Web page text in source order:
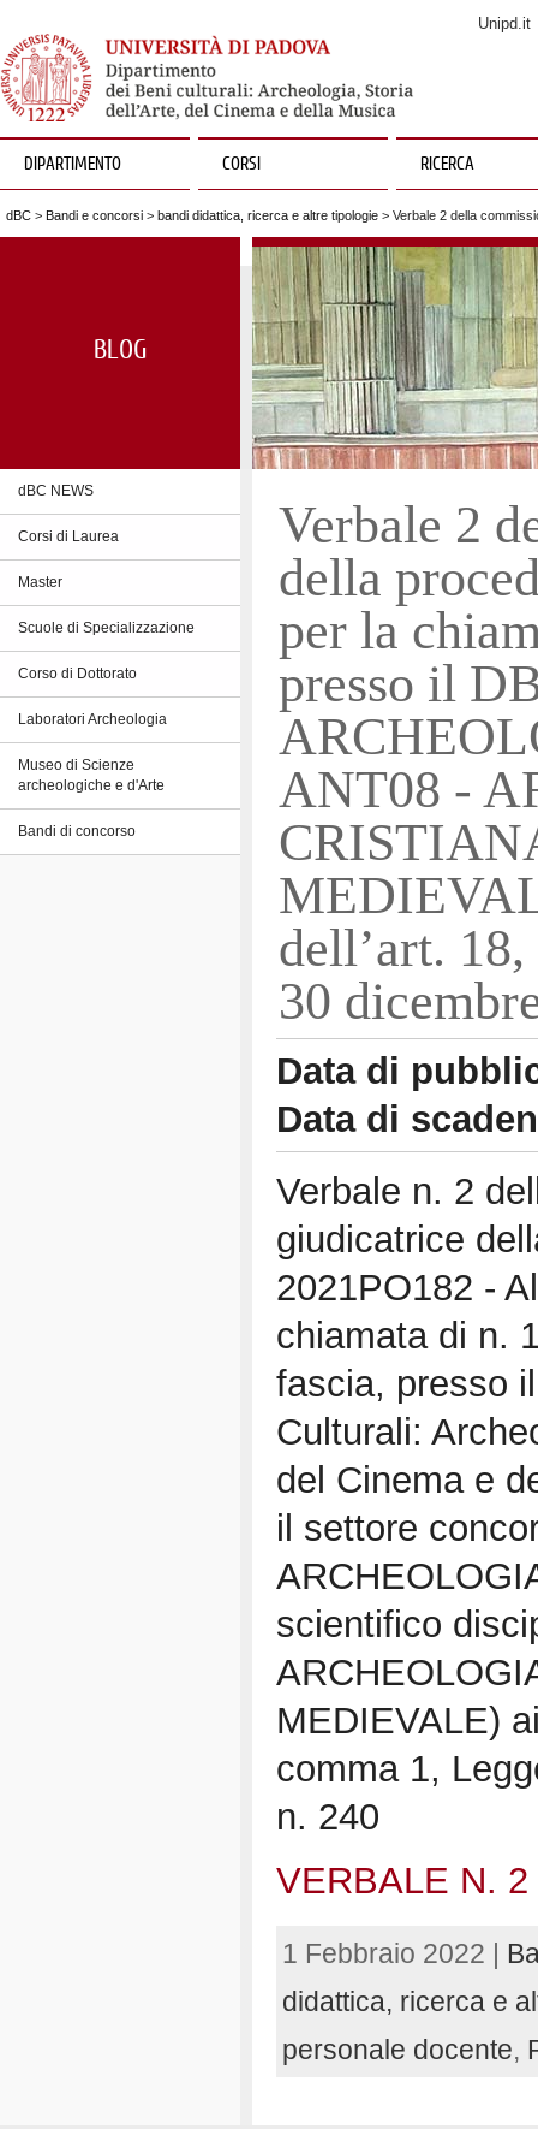
Unipd.it
DIPARTIMENTO CORSI RICERCA
dBC > Bandi e concorsi > bandi didattica, ricerca e altre tipologie > Verbale 2 della
BLOG
dBC NEWS
Corsi di Laurea
Master
Scuole di Specializzazione
Corso di Dottorato
Laboratori Archeologia
Museo di Scienze
archeologiche e d'Arte
Bandi di concorso
Verbale 2
della
per la
presso il
ANT08 -
dell’art.
30
Data di
Data di
Verbale n. 2
giudicatrice
2021PO182 -
chiamata di n.
fascia, presso
Culturali:
del Cinema e
il settore
scientifico
MEDIEVALE)
comma 1,
n. 240
VERBALE N. 2
1 Febbraio 2022 |
didattica, ricerca e
personale docente,